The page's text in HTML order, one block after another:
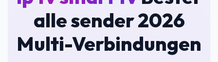
alle sender 2026
Multi-Verbindungen